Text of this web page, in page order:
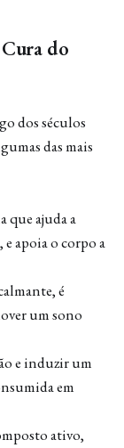
do
dos séculos
das mais
que ajuda a
apoia o corpo a
é
um sono
e induzir um
em
ativo,